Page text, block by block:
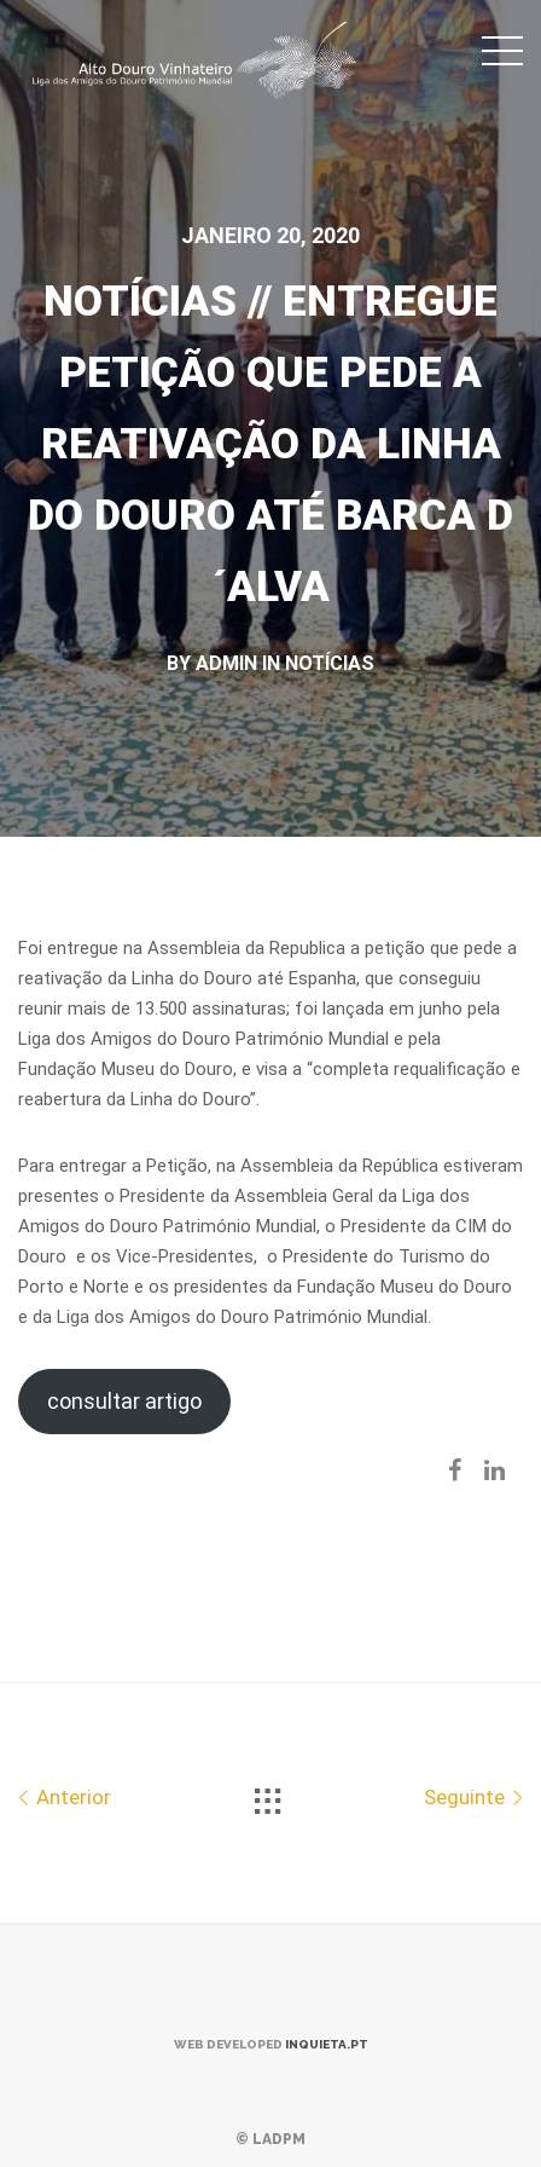
JANEIRO 20, 2020
NOTÍCIAS // ENTREGUE
PETIÇÃO QUE PEDE A
REATIVAÇÃO DA LINHA
DO DOURO ATÉ BARCA D
´ALVA
BY ADMIN INNOTÍCIAS
Foi entregue na Assembleia da Republica a petição que pede a
reativação da Linha do Douro até Espanha, que conseguiu
reunir mais de 13.500 assinaturas; foi lançada em junho pela
Liga dos Amigos do Douro Património Mundial e pela
Fundação Museu do Douro, e visa a “completa requalificação e
reabertura da Linha do Douro”.
Para entregar a Petição, na Assembleia da República estiveram
presentes o Presidente da Assembleia Geral da Liga dos
Amigos do Douro Património Mundial, o Presidente da CIM do
Douro e os Vice-Presidentes, o Presidente do Turismo do
Porto e Norte e os presidentes da Fundação Museu do Douro
e da Liga dos Amigos do Douro Património Mundial.
consultar artigo
Anterior Seguinte
WEB DEVELOPED INQUIETA.PT
© LADPM